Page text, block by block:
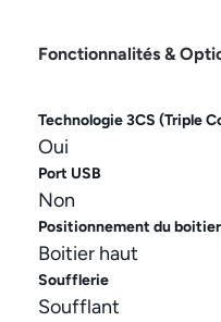
Fonctionnalités &
Technologie 3CS (Triple
Oui
Port USB
Non
Positionnement du
Boitier haut
Soufflerie
Soufflant